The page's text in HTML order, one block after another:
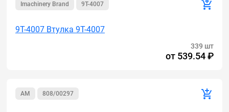
Imachinery Brand 9T-4007
9T-4007 Втулка 9T-4007
339 шт
от 539.54 ₽
AM 808/00297